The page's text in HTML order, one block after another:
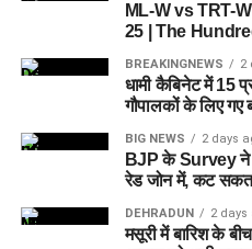
हर यूनिट में अलग किचन जैसी सुविधाएं
महिलाओं और बच्चों को रोजमर्रा के
का अनुभव हो सके। प्रस्तावित
जाएंगे, जिनमें करीब 88 लोगों के रहने
ML-W vs TRT-
25 | The
BREAKINGNEWS 2
धामी कैबिनेट में 15
गौपालकों के लिए
BIG NEWS 2 days
BJP के Survey ने
रेड जोन में, कट
DEHRADUN 2 days
मसूरी में बारिश के